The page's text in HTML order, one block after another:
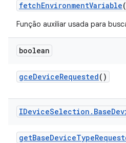
fetchEnvironmentVariable
Função auxiliar usada para
boolean
gceDeviceRequested()
IDeviceSelection . Base
getBaseDeviceType